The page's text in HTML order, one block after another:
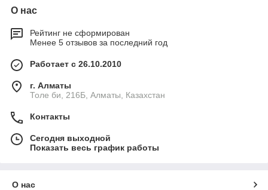
О нас
Рейтинг не сформирован
Менее 5 отзывов за последний год
Работает с 26.10.2010
г. Алматы
Толе би, 216Б, Алматы, Казахстан
Контакты
Сегодня выходной
Показать весь график работы
О нас